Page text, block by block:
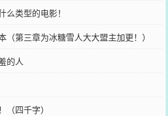
类型的电影！
第三章为冰糖雪人大大盟主加更！）
的人
四千字）